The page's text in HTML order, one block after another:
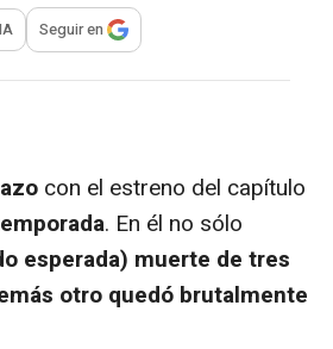
para compartir
IA Seguir en
con el estreno del capítulo
. En él no sólo
esperada) muerte de tres
otro quedó brutalmente